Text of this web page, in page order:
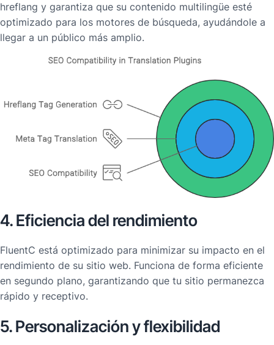
hreflang y garantiza que su contenido multilingüe esté
optimizado para los motores de búsqueda, ayudándole a
llegar a un público más amplio.
4. Eficiencia del rendimiento
FluentC está optimizado para minimizar su impacto en el
rendimiento de su sitio web. Funciona de forma eficiente
en segundo plano, garantizando que tu sitio permanezca
rápido y receptivo.
5. Personalización y flexibilidad